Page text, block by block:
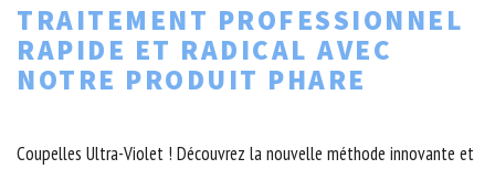
TRAITEMENT PROFESSIONNEL
RAPIDE ET RADICAL AVEC
NOTRE PRODUIT PHARE
Coupelles Ultra-Violet ! Découvrez la nouvelle méthode innovante et